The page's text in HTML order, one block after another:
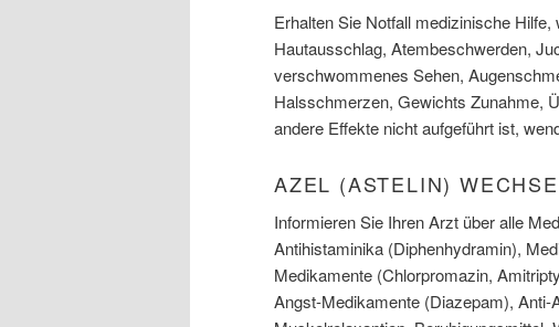
Erhalten Sie Notfall medizinische
Hautausschlag, Atembeschwerden,
verschwommenes Sehen,
Halsschmerzen, Gewichts Zunahme,
andere Effekte nicht aufgeführt ist,
AZEL (ASTELIN)
Informieren Sie Ihren Arzt über alle
Antihistaminika (Diphenhydramin),
Medikamente (Chlorpromazin,
Angst-Medikamente (Diazepam), Anti-